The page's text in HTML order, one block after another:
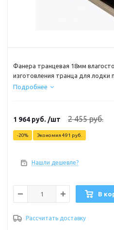
Фанера транцевая 18мм
изготовления транца для лодки
Подробнее
1 964 руб. /шт 2 455руб.
-20% Экономия 491 руб.
Нашли дешевле?
В
Рассчитать доставку